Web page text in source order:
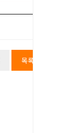
목록